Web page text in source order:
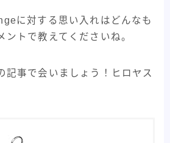
に対する思い入れはどんなも
ントで教えてくださいね。
記事で会いましょう！ヒロヤス